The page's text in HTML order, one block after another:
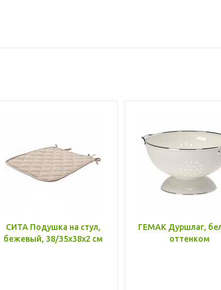
СИТА Подушка на стул,
бежевый, 38/35x38x2 см
ГЕМАК Дуршлаг,
оттенком